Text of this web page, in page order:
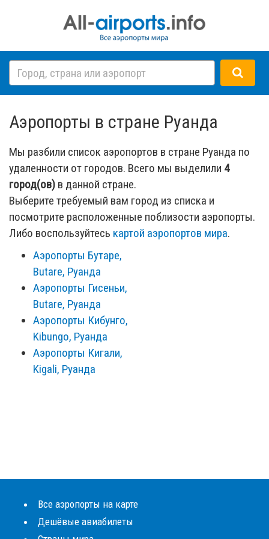
Аэропорты в стране Руанда
Мы разбили список аэропортов в стране Руанда по
удаленности от городов. Всего мы выделили 4
город(ов) в данной стране.
Выберите требуемый вам город из списка и
посмотрите расположенные поблизости аэропорты.
Либо воспользуйтесь картой аэропортов мира.
Аэропорты Бутаре,
Butare, Руанда
Аэропорты Гисеньи,
Butare, Руанда
Аэропорты Кибунго,
Kibungo, Руанда
Аэропорты Кигали,
Kigali, Руанда
Все аэропорты на карте
Дешёвые авиабилеты